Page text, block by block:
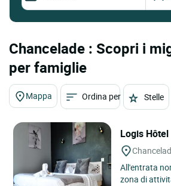
Chancelade : Scopri i
per famiglie
Mappa Ordina per Stelle
Logis
All'entrata
zona di